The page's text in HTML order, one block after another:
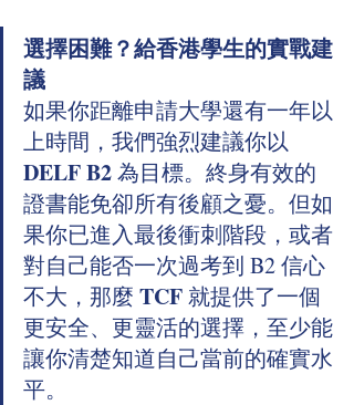
選擇困難？給香港學生的實戰建
議
如果你距離申請大學還有一年以
上時間，我們強烈建議你以
DELF B2 為目標。終身有效的
證書能免卻所有後顧之憂。但如
果你已進入最後衝刺階段，或者
對自己能否一次過考到 B2 信心
不大，那麼 TCF 就提供了一個
更安全、更靈活的選擇，至少能
讓你清楚知道自己當前的確實水
平。